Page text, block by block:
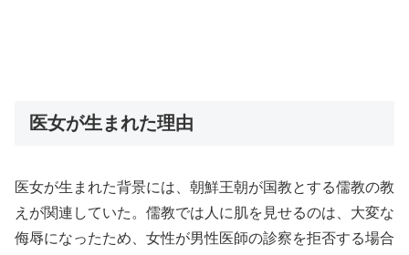
医女が生まれた理由
医女が生まれた背景には、朝鮮王朝が国教とする儒教の教
えが関連していた。儒教では人に肌を見せるのは、大変な
侮辱になったため、女性が男性医師の診察を拒否する場合